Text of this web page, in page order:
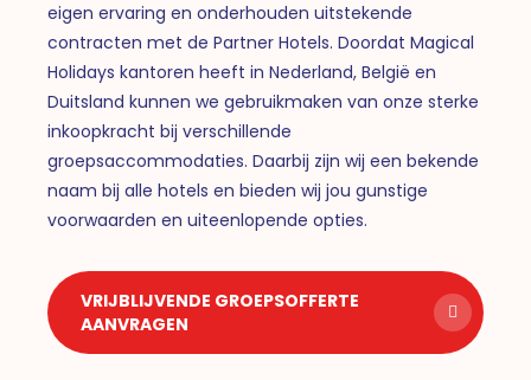
eigen ervaring en onderhouden uitstekende
contracten met de Partner Hotels. Doordat Magical
Holidays kantoren heeft in Nederland, België en
Duitsland kunnen we gebruikmaken van onze sterke
inkoopkracht bij verschillende
groepsaccommodaties. Daarbij zijn wij een bekende
naam bij alle hotels en bieden wij jou gunstige
voorwaarden en uiteenlopende opties.
VRIJBLIJVENDE GROEPSOFFERTE
AANVRAGEN